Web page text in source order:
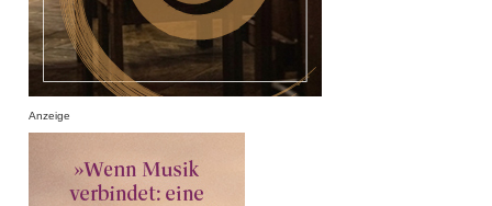
Anzeige